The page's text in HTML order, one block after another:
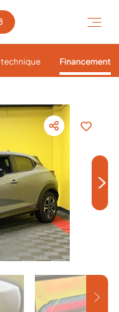
technique Financement
>